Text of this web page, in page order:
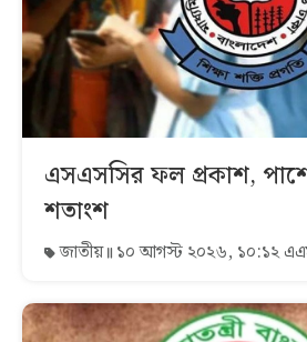
এসএসসির ফল প্রকাশ,
শতাংশ
জাতীয় ১০ আগস্ট ২০২৬, ১০:১২